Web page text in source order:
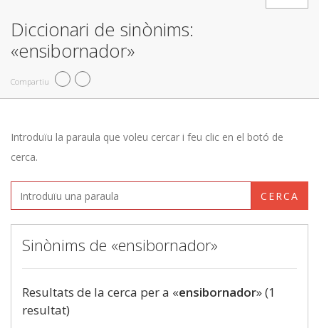
Diccionari de sinònims:
«ensibornador»
Compartiu
Introduïu la paraula que voleu cercar i feu clic en el botó de
cerca.
CERCA
Sinònims de «ensibornador»
Resultats de la cerca per a «ensibornador» (1
resultat)